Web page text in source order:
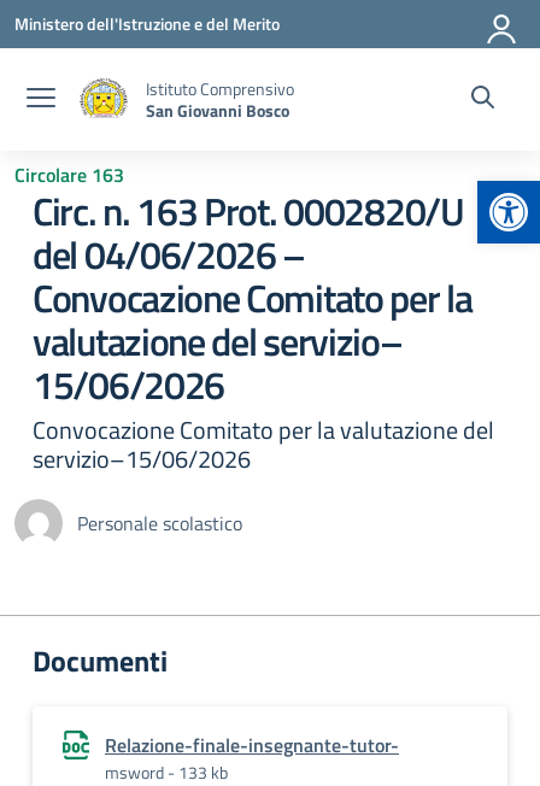
Vai ai contenuti
Vai al menu di navigazione
Vai al footer
Ministero dell'Istruzione e del Merito
Istituto Comprensivo
San Giovanni Bosco
Circolare 163
Circ. n. 163 Prot. 0002820/U
del 04/06/2026 –
Convocazione Comitato per la
valutazione del servizio–
15/06/2026
Convocazione Comitato per la valutazione del
servizio–15/06/2026
Personale scolastico
Documenti
Relazione-finale-insegnante-tutor-
msword - 133 kb